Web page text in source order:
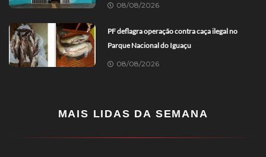
08/08/2026
PF deflagra operação contra caça ilegal no
Parque Nacional do Iguaçu
08/08/2026
MAIS LIDAS DA SEMANA